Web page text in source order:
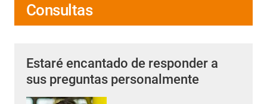
Consultas
Estaré encantado de responder a
sus preguntas personalmente